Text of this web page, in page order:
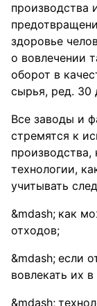
производства
здоровье
о вовлечении
оборот в
сырья, ред. 30
Все заводы и
стремятся к
производства,
технологии,
учитывать
как
отходов;
если
вовлекать их